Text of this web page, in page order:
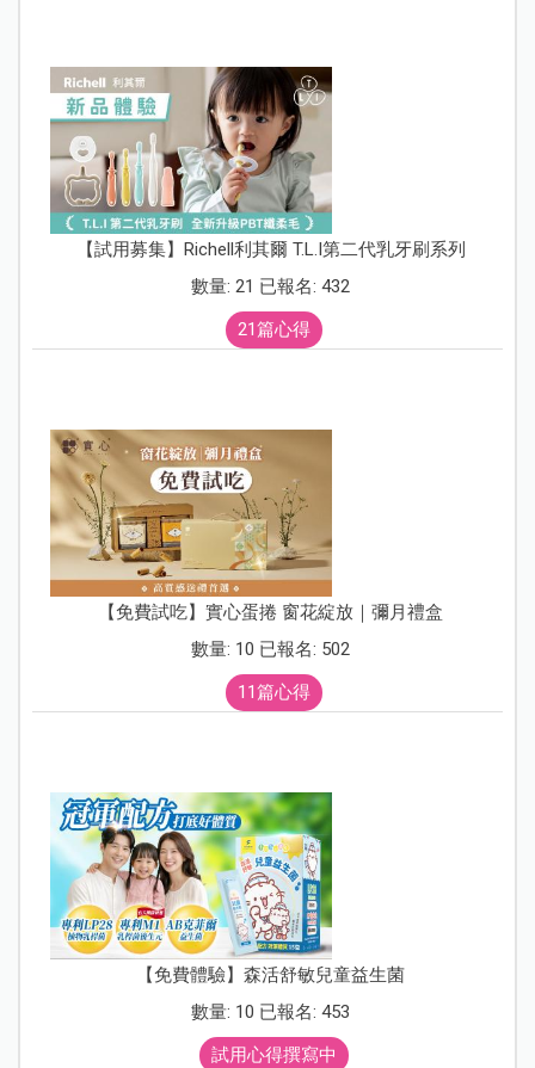
【試用募集】Richell利其爾 T.L.I第二代乳牙刷系列
數量: 21 已報名: 432
21篇心得
【免費試吃】實心蛋捲 窗花綻放｜彌月禮盒
數量: 10 已報名: 502
11篇心得
【免費體驗】森活舒敏兒童益生菌
數量: 10 已報名: 453
試用心得撰寫中